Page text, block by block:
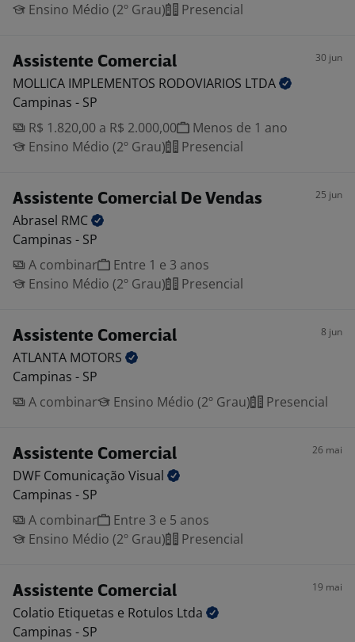
Ensino Médio (2º Grau)
Presencial
Assistente Comercial 30 jun
MOLLICA IMPLEMENTOS RODOVIARIOS LTDA
Campinas - SP
R$ 1.820,00 a R$ 2.000,00
Menos de 1 ano
Ensino Médio (2º Grau)
Presencial
Assistente Comercial De Vendas 25 jun
Abrasel RMC
Campinas - SP
A combinar
Entre 1 e 3 anos
Ensino Médio (2º Grau)
Presencial
Assistente Comercial 8 jun
ATLANTA MOTORS
Campinas - SP
A combinar
Ensino Médio (2º Grau) Presencial
Assistente Comercial 26 mai
DWF Comunicação Visual
Campinas - SP
A combinar
Entre 3 e 5 anos
Ensino Médio (2º Grau)
Presencial
Assistente Comercial 19 mai
Colatio Etiquetas e Rotulos Ltda
Campinas - SP